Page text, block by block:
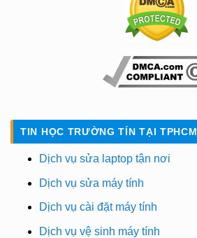
TIN HỌC TRƯỜNG TÍN TẠI TPHCM
Dịch vụ sửa laptop tận nơi
Dịch vụ sửa máy tính
Dịch vụ cài đặt máy tính
Dịch vụ vệ sinh máy tính